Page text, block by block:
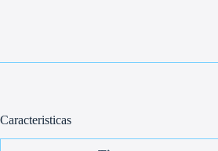
Caracteristicas